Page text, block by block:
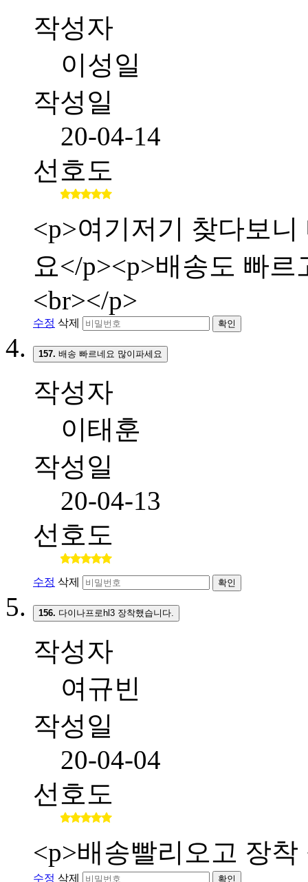
작성자
이성일
작성일
20-04-14
선호도
<p>여기저기 찾다보
요</p><p>배송도 빠
<br></p>
수정 삭제 확인
157. 배송 빠르네요 많이파세요
작성자
이태훈
작성일
20-04-13
선호도
수정 삭제 확인
156. 다이나프로hl3 장착했습니다.
작성자
여규빈
작성일
20-04-04
선호도
<p>배송빨리오고 장
수정 삭제 확인